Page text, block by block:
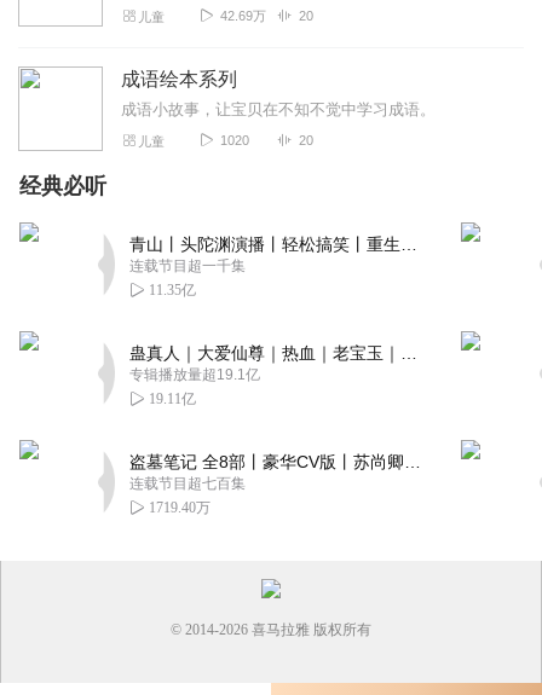
儿童 42.69万 20
成语绘本系列
成语小故事，让宝贝在不知不觉中学习成语。
儿童 1020 20
经典必听
连载节目超一千集
11.35亿
专辑播放量超19.1亿
19.11亿
连载节目超七百集
1719.40万
© 2014-2026 喜马拉雅 版权所有